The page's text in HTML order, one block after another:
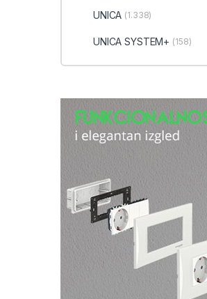
UNICA (1.338)
UNICA SYSTEM+ (158)